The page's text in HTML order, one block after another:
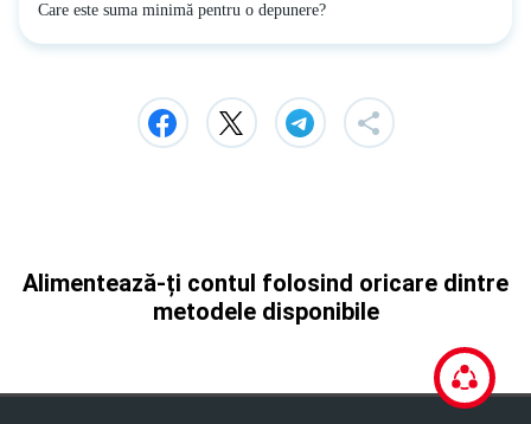
Care este suma minimă pentru o depunere?
Alimentează-ți contul folosind oricare dintre
metodele disponibile